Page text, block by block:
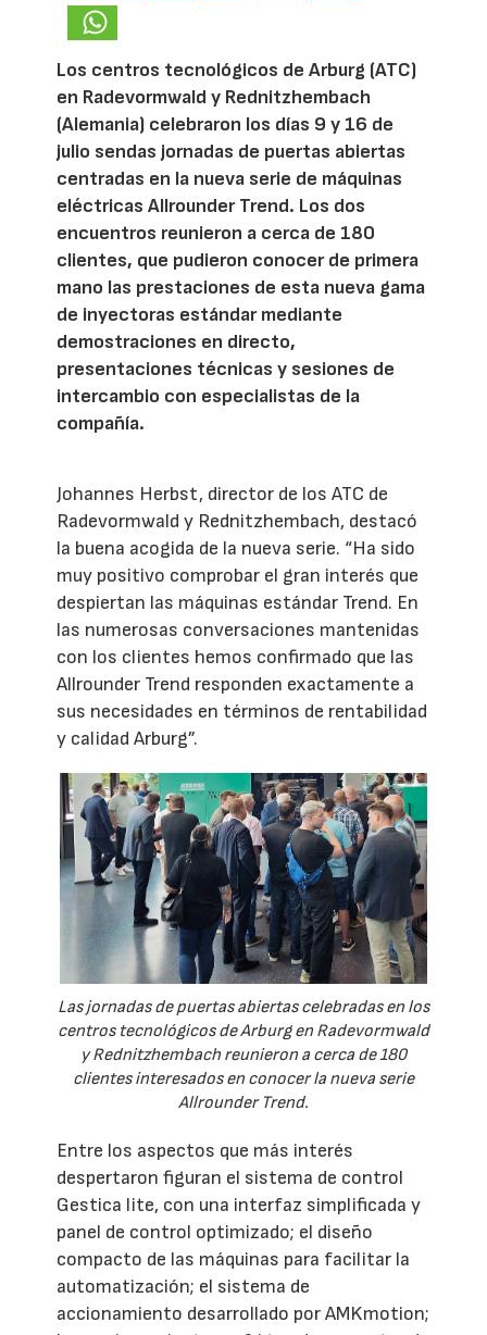
Los centros tecnológicos de Arburg (ATC)
en Radevormwald y Rednitzhembach
(Alemania) celebraron los días 9 y 16 de
julio sendas jornadas de puertas abiertas
centradas en la nueva serie de máquinas
eléctricas Allrounder Trend. Los dos
encuentros reunieron a cerca de 180
clientes, que pudieron conocer de primera
mano las prestaciones de esta nueva gama
de inyectoras estándar mediante
demostraciones en directo,
presentaciones técnicas y sesiones de
intercambio con especialistas de la
compañía.
Johannes Herbst, director de los ATC de
Radevormwald y Rednitzhembach, destacó
la buena acogida de la nueva serie. “Ha sido
muy positivo comprobar el gran interés que
despiertan las máquinas estándar Trend. En
las numerosas conversaciones mantenidas
con los clientes hemos confirmado que las
Allrounder Trend responden exactamente a
sus necesidades en términos de rentabilidad
y calidad Arburg”.
Las jornadas de puertas abiertas celebradas en los
centros tecnológicos de Arburg en Radevormwald
y Rednitzhembach reunieron a cerca de 180
clientes interesados en conocer la nueva serie
Allrounder Trend.
Entre los aspectos que más interés
despertaron figuran el sistema de control
Gestica lite, con una interfaz simplificada y
panel de control optimizado; el diseño
compacto de las máquinas para facilitar la
automatización; el sistema de
accionamiento desarrollado por AMKmotion;